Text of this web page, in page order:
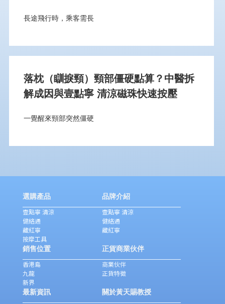
長途飛行時，乘客需長
落枕（瞓捩頸）頸部僵硬點算？中醫拆
解成因與壹點寧 清涼磁珠快速按壓
一覺醒來頸部突然僵硬
選購產品
壹點寧 清涼
健絡通
藏紅寧
按摩工具
品牌介紹
壹點寧 清涼
健絡通
藏紅寧
銷售位置
香港島
九龍
新界
正貨商業伙伴
商業伙伴
正貨特徵
最新資訊 關於黃天賜教授